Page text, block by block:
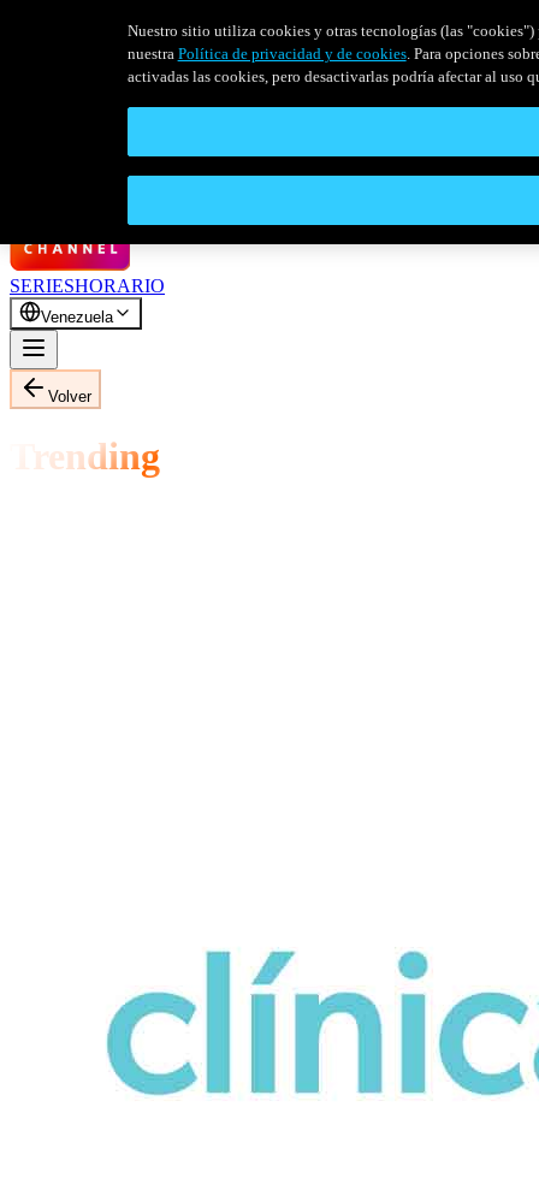
SERIESHORARIO
Venezuela
Volver
Trending
Nuestro sitio utiliza cookies y otras tecnologías (las "cookies")
nuestra Política de privacidad y de cookies. Para opciones
activadas las cookies, pero desactivarlas podría afectar al uso